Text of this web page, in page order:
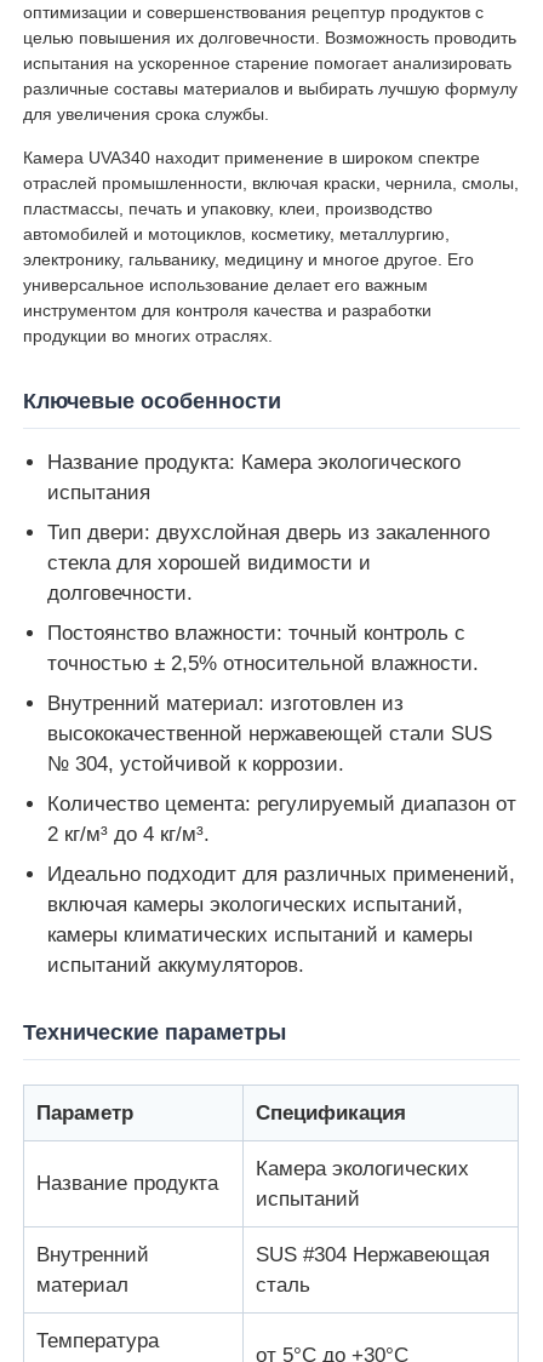
Отправить запрос
Оборудование для испытаний лаборатории
Камера экологических испытаний
Универсальная тестирование
Машина для испытания на удар
резиновое оборудование для испытаний
Оборудование для испытаний обуви
Оборудование для испытаний строительных
Оборудование для испытаний упаковки
Оборудование для испытания клеев
машина для испытания ткани
Регулятор температуры и влажности
измеритель твердости
оптимизации и совершенствования рецептур продуктов с
целью повышения их долговечности. Возможность проводить
испытания на ускоренное старение помогает анализировать
различные составы материалов и выбирать лучшую формулу
для увеличения срока службы.
Камера UVA340 находит применение в широком спектре
отраслей промышленности, включая краски, чернила, смолы,
пластмассы, печать и упаковку, клеи, производство
автомобилей и мотоциклов, косметику, металлургию,
электронику, гальванику, медицину и многое другое. Его
универсальное использование делает его важным
инструментом для контроля качества и разработки
продукции во многих отраслях.
Ключевые особенности
Название продукта: Камера экологического
испытания
Тип двери: двухслойная дверь из закаленного
стекла для хорошей видимости и
долговечности.
Постоянство влажности: точный контроль с
точностью ± 2,5% относительной влажности.
Внутренний материал: изготовлен из
высококачественной нержавеющей стали SUS
№ 304, устойчивой к коррозии.
Количество цемента: регулируемый диапазон от
2 кг/м³ до 4 кг/м³.
Идеально подходит для различных применений,
включая камеры экологических испытаний,
камеры климатических испытаний и камеры
испытаний аккумуляторов.
Технические параметры
Параметр Спецификация
Название продукта
Камера экологических
испытаний
Внутренний
материал
SUS #304 Нержавеющая
сталь
Температура
от 5°С до +30°С